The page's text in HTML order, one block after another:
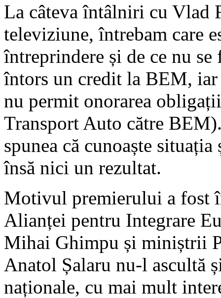
La câteva întâlniri cu Vlad
televiziune, întrebam care
întreprindere și de ce nu se
întors un credit la BEM,
nu permit onorarea
Transport Auto către
spunea că cunoaște
însă nici un rezultat.
Motivul premierului a fost
Alianței pentru Integrare
Mihai Ghimpu și miniștrii
Anatol Șalaru nu-l ascultă
naționale, cu mai mult